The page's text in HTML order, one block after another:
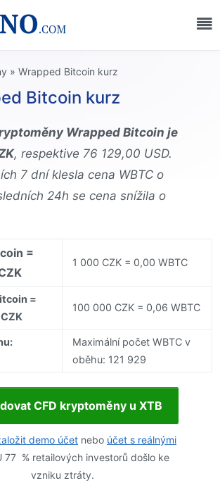
» Wrapped Bitcoin kurz
Bitcoin kurz
Wrapped Bitcoin je
, respektive 76 129,00 USD.
7 dní klesla cena WBTC o
24h se cena snížila o
=
1 000 CZK = 0,00 WBTC
=
100 000 CZK = 0,06 WBTC
Maximální počet WBTC v
oběhu: 121 929
CFD kryptoměny u XTB
demo účet nebo účet s reálnými
77 % retailových investorů došlo ke
vzniku ztráty.